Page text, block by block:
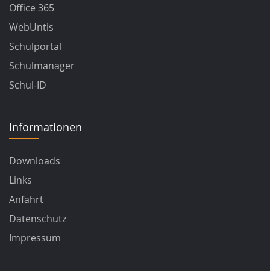
Office 365
WebUntis
Schulportal
Schulmanager
Schul-ID
Informationen
Downloads
Links
Anfahrt
Datenschutz
Impressum